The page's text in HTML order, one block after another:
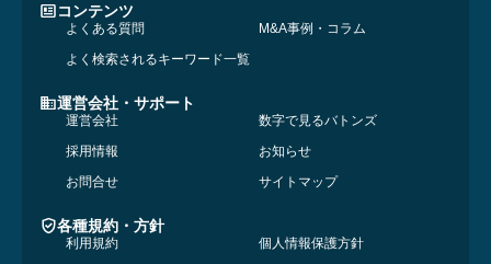
コンテンツ
よくある質問
M&A事例・コラム
よく検索されるキーワード一覧
運営会社・サポート
運営会社
数字で見るバトンズ
採用情報
お知らせ
お問合せ
サイトマップ
各種規約・方針
利用規約
個人情報保護方針